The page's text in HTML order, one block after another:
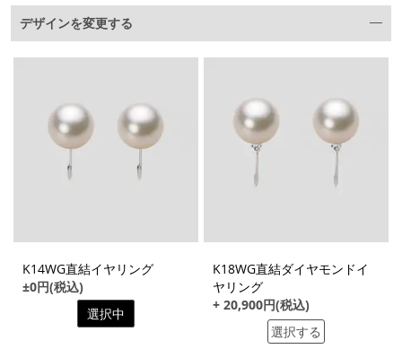
デザインを変更する
K14WG直結イヤリング
±0円(税込)
選択中
K18WG直結ダイヤモンドイ
ヤリング
+ 20,900円(税込)
選択する